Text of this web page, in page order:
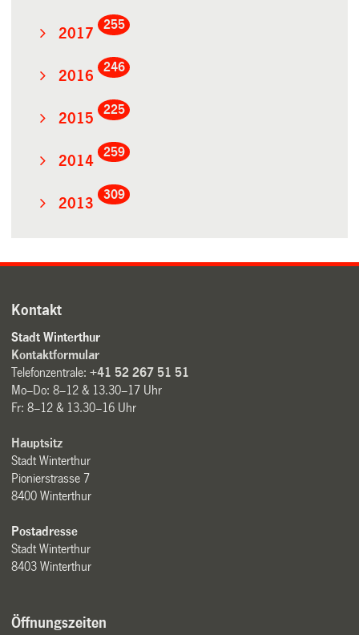
2017
255
2016
246
2015
225
2014
259
2013
309
Kontakt
Stadt Winterthur
Kontaktformular
Telefonzentrale:+41 52 267 51 51
Mo–Do: 8–12 & 13.30–17 Uhr
Fr: 8–12 & 13.30–16 Uhr
Hauptsitz
Stadt Winterthur
Pionierstrasse 7
8400 Winterthur
Postadresse
Stadt Winterthur
8403 Winterthur
Öffnungszeiten